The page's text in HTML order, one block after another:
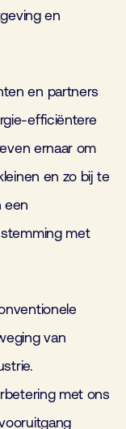
en
en partners
efficiëntere
ernaar om
en zo bij te
een
met
van
met ons